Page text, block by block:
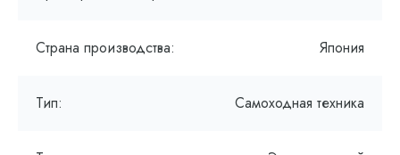
Страна производства: Япония
Тип: Самоходная техника